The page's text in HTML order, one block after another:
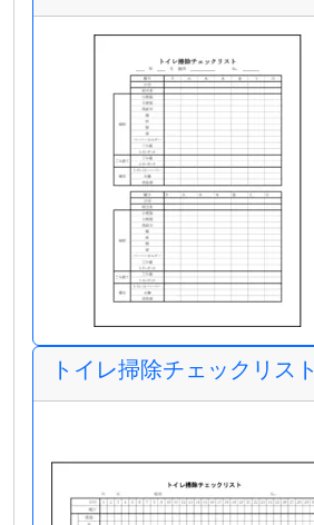
トイレ掃除チェックリスト